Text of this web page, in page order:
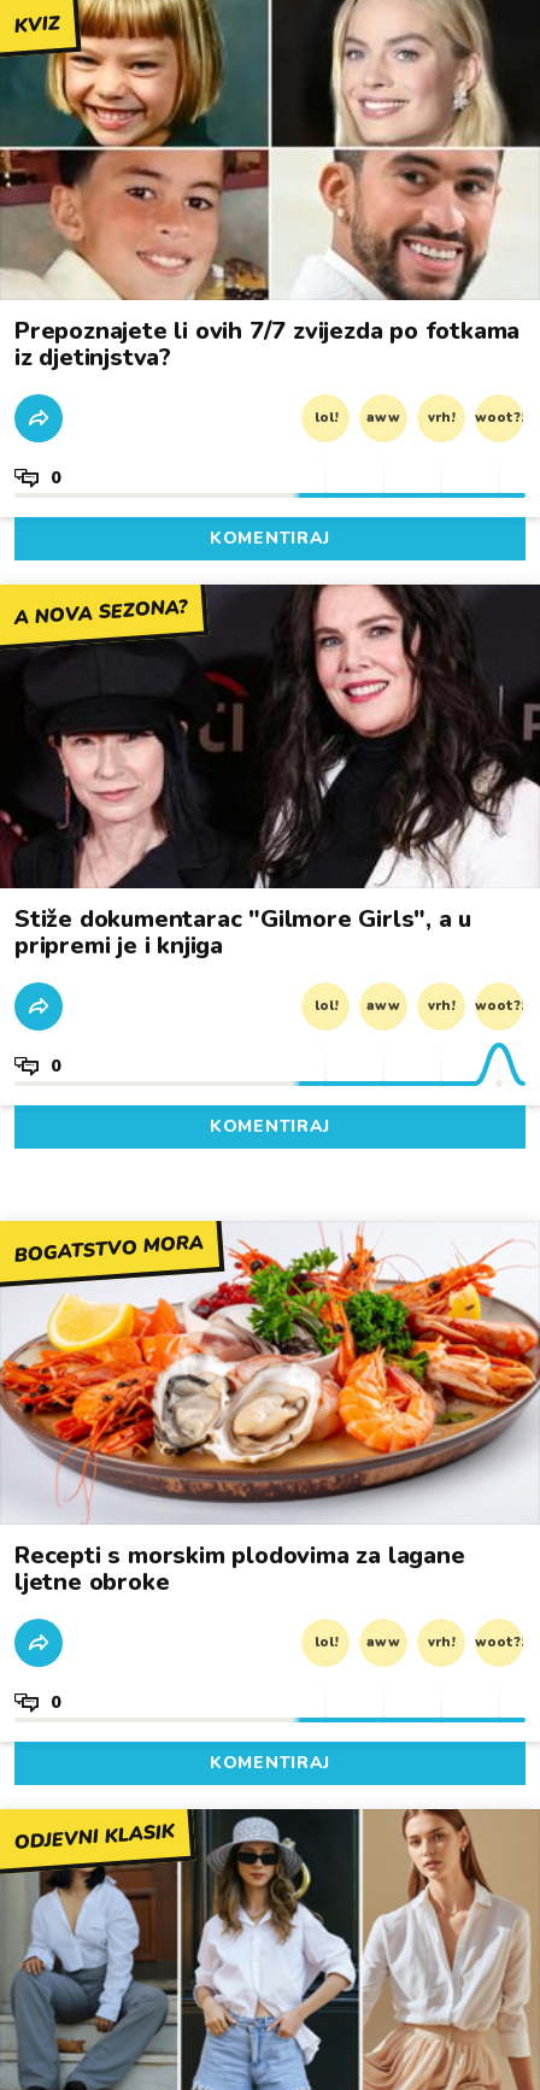
KVIZ
Prepoznajete li ovih 7/7 zvijezda po fotkama
iz djetinjstva?
lol! aww vrh! woot?!
0
KOMENTIRAJ
A NOVA SEZONA?
Stiže dokumentarac "Gilmore Girls", a u
pripremi je i knjiga
lol! aww vrh! woot?!
0
KOMENTIRAJ
BOGATSTVO MORA
Recepti s morskim plodovima za lagane
ljetne obroke
lol! aww vrh! woot?!
0
KOMENTIRAJ
ODJEVNI KLASIK